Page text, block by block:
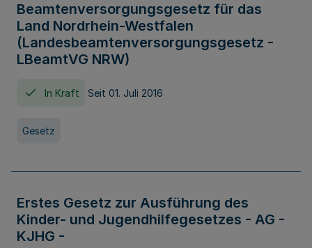
Beamtenversorgungsgesetz für das
Land Nordrhein-Westfalen
(Landesbeamtenversorgungsgesetz -
LBeamtVG NRW)
In Kraft Seit 01. Juli 2016
Gesetz
Erstes Gesetz zur Ausführung des
Kinder- und Jugendhilfegesetzes - AG -
KJHG -